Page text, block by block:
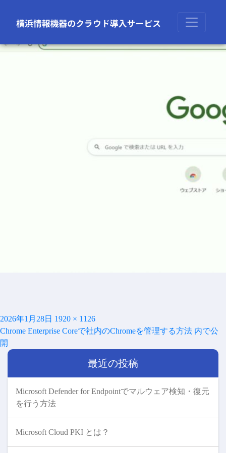
次の画像
投
稿
日:
2026年1月28日 フ
ル
1920 × 1126
投
稿
ナ
Chrome Enterprise Coreで社内のChromeを管理する方法 内で公
開
最近の投稿
Microsoft Defender for Endpointでマルウェア検知・復元
を行う方法
Microsoft Cloud PKI とは？